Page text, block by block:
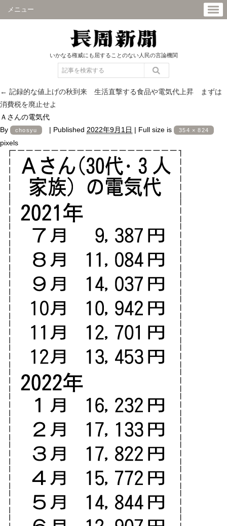
メニュー
いかなる権威にも屈することのない人民の言論機関
← 記録的な値上げの秋到来 生活直撃する食品や電気代上昇 まずは
消費税を廃止せよ
Ａさんの電気代
By
chosyu | Published 2022年9月1日 | Full size is 354 × 824
pixels